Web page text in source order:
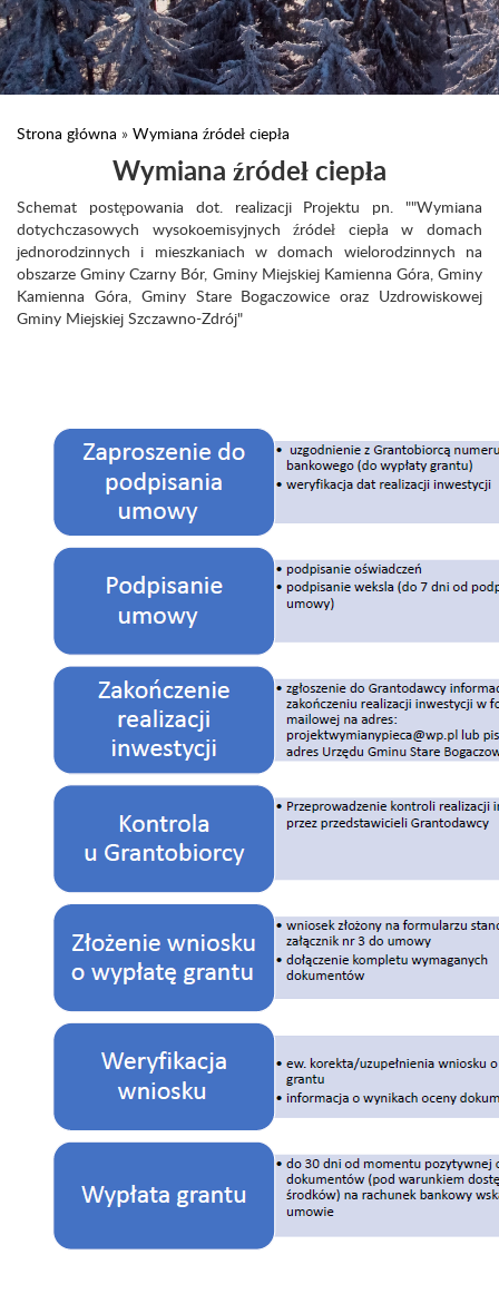
Strona główna » Wymiana źródeł ciepła
Wymiana źródeł ciepła
Schemat postępowania dot. realizacji Projektu pn. ""Wymiana
dotychczasowych wysokoemisyjnych źródeł ciepła w domach
jednorodzinnych i mieszkaniach w domach wielorodzinnych na
obszarze Gminy Czarny Bór, Gminy Miejskiej Kamienna Góra, Gminy
Kamienna Góra, Gminy Stare Bogaczowice oraz Uzdrowiskowej
Gminy Miejskiej Szczawno-Zdrój"